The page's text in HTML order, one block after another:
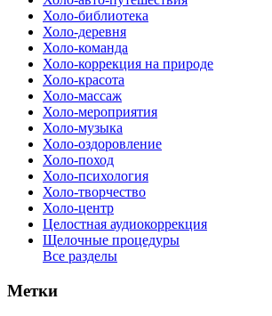
Холо-библиотека
Холо-деревня
Холо-команда
Холо-коррекция на природе
Холо-красота
Холо-массаж
Холо-мероприятия
Холо-музыка
Холо-оздоровление
Холо-поход
Холо-психология
Холо-творчество
Холо-центр
Целостная аудиокоррекция
Щелочные процедуры
Все разделы
Метки